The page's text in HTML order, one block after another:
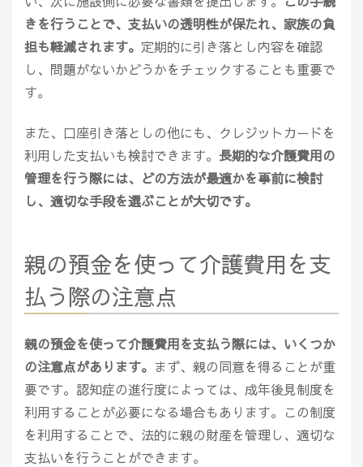
きを行うことで、支払いの透明性が保たれ、家族の負
担も軽減されます。 定期的に引き落とし内容を確認
し、問題がないかどうかをチェックすることも重要で
す。
また、口座引き落としの他にも、クレジットカードを
利用した支払いも検討できます。 長期的な介護費用の
管理を行う際には、どの方法が最適かを事前に検討
し、適切な手段を選ぶことが大切です。
親の預金を使って介護費用を支
払う際の注意点
親の預金を使って介護費用を支払う際には、いくつか
の注意点があります。 まず、親の同意を得ることが重
要です。認知症の進行度によっては、成年後見制度を
利用することが必要になる場合もあります。この制度
を利用することで、法的に親の財産を管理し、適切な
支払いを行うことができます。